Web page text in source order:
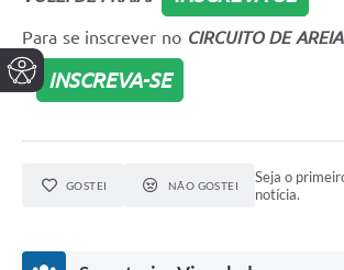
Para se inscrever no CIRCUITO DE
: INSCREVA-SE
GOSTEI NÃO GOSTEI
Seja o
notícia.